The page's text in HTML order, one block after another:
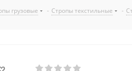
грузовые - Стропы текстильные -